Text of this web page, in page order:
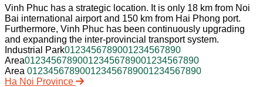
Vinh Phuc has a strategic location. It is only 18 km from Noi
Bai international airport and 150 km from Hai Phong port.
Furthermore, Vinh Phuc has been continuously upgrading
and expanding the inter-provincial transport system.
Industrial Park0123456789001234567890
Area012345678900123456789001234567890
Area 012345678900123456789001234567890
Ha Noi Province